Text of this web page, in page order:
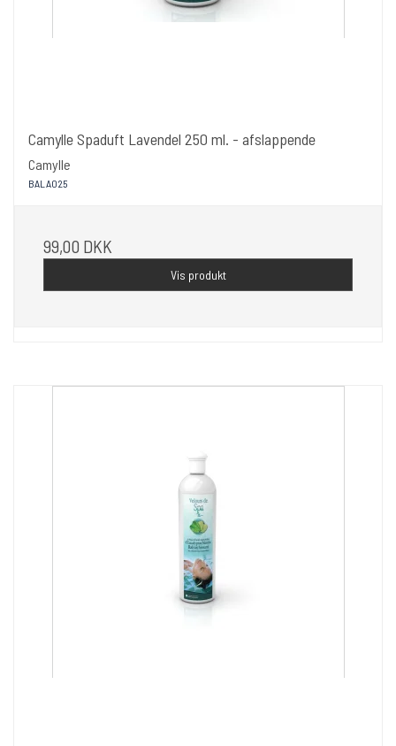
Camylle Spaduft Lavendel 250 ml. - afslappende
Camylle
BALA025
99,00 DKK
Vis produkt